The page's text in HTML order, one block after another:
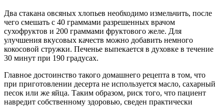
Два стакана овсяных хлопьев необходимо измельчить, после
чего смешать с 40 граммами разрешенных врачом
сухофруктов и 200 граммами фруктового желе. Для
улучшения вкусовых качеств можно добавить немного
кокосовой стружки. Печенье выпекается в духовке в течение
30 минут при 190 градусах.
Главное достоинство такого домашнего рецепта в том, что
при приготовлении десерта не используется масло, сахарный
песок или же яйца. Таким образом, риск того, что пациент
навредит собственному здоровью, сведен практически